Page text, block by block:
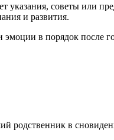
указания, советы или
и развития.
в порядок после
родственник в